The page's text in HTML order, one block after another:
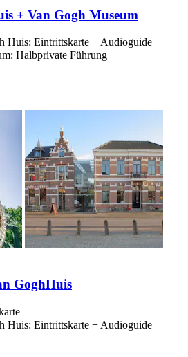
+ Van Gogh Museum
Huis: Eintrittskarte + Audioguide
Halbprivate Führung
GoghHuis
Huis: Eintrittskarte + Audioguide